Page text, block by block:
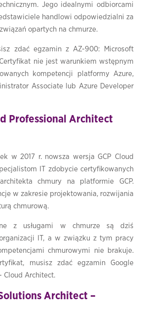
Jego idealnymi odbiorcami
handlowi odpowiedzialni za
opartych na chmurze.
zdać egzamin z AZ-900: Microsoft
nie jest warunkiem wstępnym
kompetencji platformy Azure,
Associate lub Azure Developer
Professional Architect
w 2017 r. nowsza wersja GCP Cloud
IT zdobycie certyfikowanych
chmury na platformie GCP.
w zakresie projektowania, rozwijania
chmurową.
z usługami w chmurze są dziś
IT, a w związku z tym pracy
chmurowymi nie brakuje.
musisz zdać egzamin Google
Cloud Architect.
Architect –